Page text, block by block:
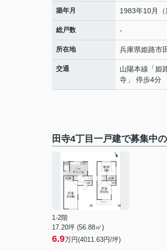
築年月 1983年10月（
総戸数 -
所在地 兵庫県姫路市
交通 山陽本線 「姫
寺」 停歩4分
田寺4丁目一戸建で募集中
1-2階
17.20坪 (56.88㎡)
6.9万円(4011.63円/坪)